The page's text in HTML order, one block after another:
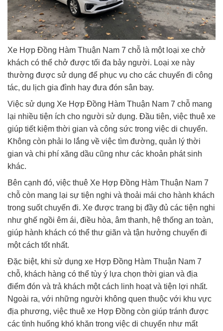
Xe Hợp Đồng Hàm Thuận Nam 7 chỗ là một loại xe chở
khách có thể chở được tối đa bảy người. Loại xe này
thường được sử dụng để phục vụ cho các chuyến đi công
tác, du lịch gia đình hay đưa đón sân bay.
Việc sử dụng Xe Hợp Đồng Hàm Thuận Nam 7 chỗ mang
lại nhiều tiện ích cho người sử dụng. Đầu tiên, việc thuê xe
giúp tiết kiệm thời gian và công sức trong việc di chuyển.
Không còn phải lo lắng về việc tìm đường, quản lý thời
gian và chi phí xăng dầu cũng như các khoản phát sinh
khác.
Bên cạnh đó, việc thuê Xe Hợp Đồng Hàm Thuận Nam 7
chỗ còn mang lại sự tiện nghi và thoải mái cho hành khách
trong suốt chuyến đi. Xe được trang bị đầy đủ các tiện nghi
như ghế ngồi êm ái, điều hòa, âm thanh, hệ thống an toàn,
giúp hành khách có thể thư giãn và tận hưởng chuyến đi
một cách tốt nhất.
Đặc biệt, khi sử dụng xe Hợp Đồng Hàm Thuận Nam 7
chỗ, khách hàng có thể tùy ý lựa chọn thời gian và địa
điểm đón và trả khách một cách linh hoạt và tiện lợi nhất.
Ngoài ra, với những người không quen thuộc với khu vực
địa phương, việc thuê xe Hợp Đồng còn giúp tránh được
các tình huống khó khăn trong việc di chuyển như mất